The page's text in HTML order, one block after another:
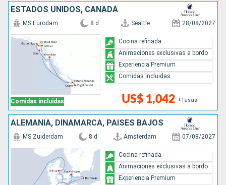
ESTADOS UNIDOS, CANADÁ
Comidas incluidas
MS Eurodam 8 d Seattle 28/08/2027
US$ 1,042 +Tasas
Cocina refinada
Animaciones exclusivas a bordo
Experiencia Premium
Comidas incluidas
ALEMANIA, DINAMARCA, PAISES BAJOS
MS Zuiderdam 8 d Amsterdam 07/08/2027
Cocina refinada
Animaciones exclusivas a bordo
Experiencia Premium